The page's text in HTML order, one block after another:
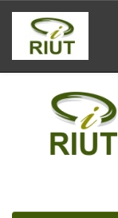
Skip
navigation